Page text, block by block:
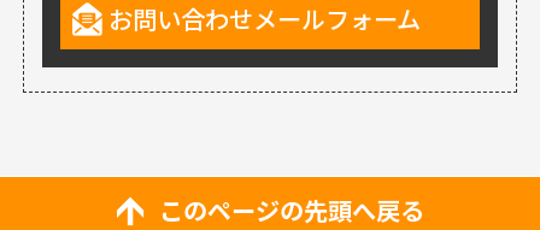
お問い合わせメールフォーム
このページの先頭へ戻る